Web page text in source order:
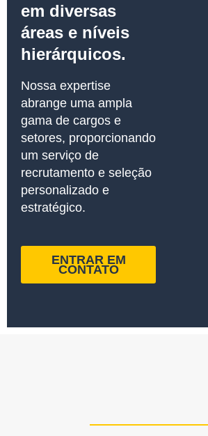
em diversas
áreas e níveis
hierárquicos.
Nossa expertise
abrange uma ampla
gama de cargos e
setores, proporcionando
um serviço de
recrutamento e seleção
personalizado e
estratégico.
ENTRAR EM
CONTATO